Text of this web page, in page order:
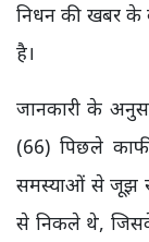
निधन की खबर के
है।
जानकारी के
(66) पिछले
समस्याओं से जूझ
से निकले थे,